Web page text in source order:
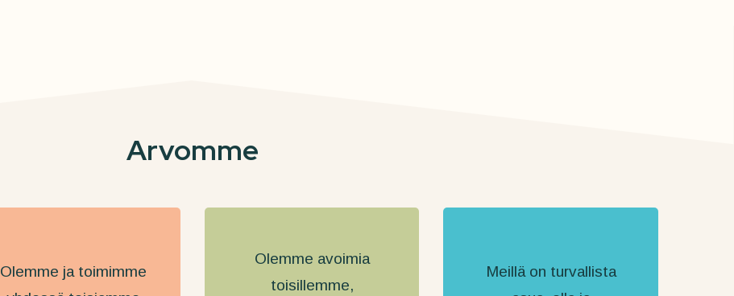
Arvomme
Olemme ja toimimme
Olemme avoimia
toisillemme,
Meillä on turvallista